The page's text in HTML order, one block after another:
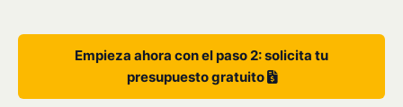
Empieza ahora con el paso 2: solicita tu
presupuesto gratuito